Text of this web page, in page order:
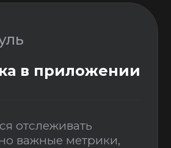
интегрировать
с другими
рассылки,